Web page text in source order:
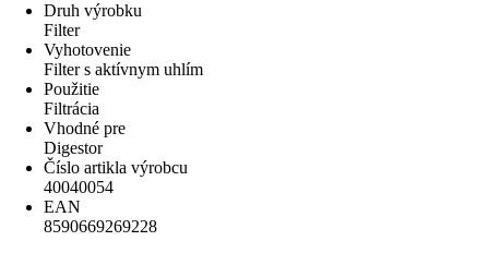
Druh výrobku
Filter
Vyhotovenie
Filter s aktívnym uhlím
Použitie
Filtrácia
Vhodné pre
Digestor
Číslo artikla výrobcu
40040054
EAN
8590669269228